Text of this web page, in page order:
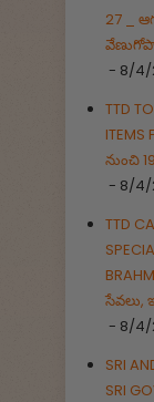
27 _
- 8/4/
TTD
ITEMS
నుంచి
- 8/4/
TTD
సేవలు,
- 8/4/
SRI
SRI